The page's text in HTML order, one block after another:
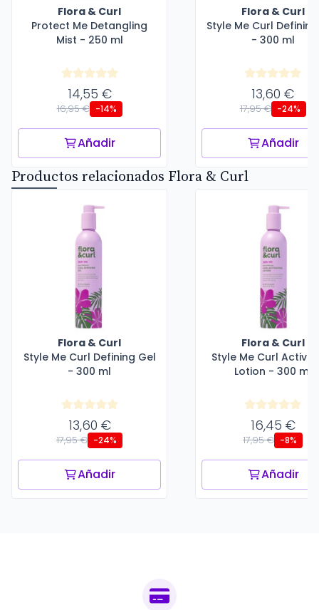
Flora & Curl
Protect Me Detangling
Mist - 250 ml
14,55 €
16,95 € -14%
Añadir
Flora & Curl
Style Me Curl
- 300 ml
13,60 €
17,95 € -24%
Añadir
Productos relacionados Flora & Curl
Flora & Curl
Style Me Curl Defining Gel
- 300 ml
13,60 €
17,95 € -24%
Añadir
Flora & Curl
Style Me Curl
Lotion - 300 ml
16,45 €
17,95 € -8%
Añadir